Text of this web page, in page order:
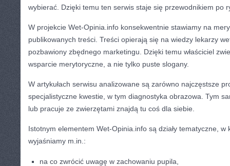
wybierać. Dzięki temu ten serwis staje się przewodnikiem po
W projekcie Wet-Opinia.info konsekwentnie stawiamy na
publikowanych treści. Treści opierają się na wiedzy lekarzy
pozbawiony zbędnego marketingu. Dzięki temu właściciel
wsparcie merytoryczne, a nie tylko puste slogany.
W artykułach serwisu analizowane są zarówno najczęstsze
specjalistyczne kwestie, w tym diagnostyka obrazowa. Tym
lub pracuje ze zwierzętami znajdą tu coś dla siebie.
Istotnym elementem Wet-Opinia.info są działy tematyczne, w
wyjaśniamy m.in.:
na co zwrócić uwagę w zachowaniu pupila,